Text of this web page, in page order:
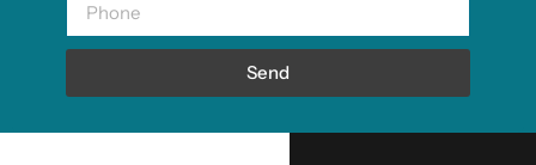
Send